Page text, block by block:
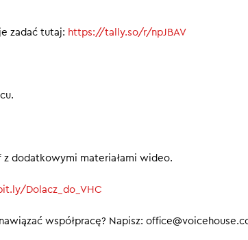
zadać tutaj: https://tally.so/r/npJBAV
dodatkowymi materiałami wideo.
Dolacz_do_VHC
współpracę? Napisz: